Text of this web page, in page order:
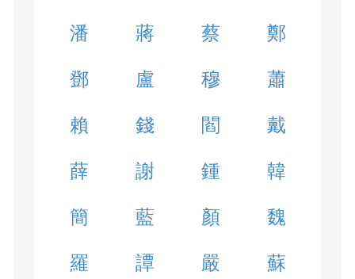
潘 蔣 蔡 鄭
鄧 盧 穆 蕭
賴 錢 閻 戴
薛 謝 鍾 韓
簡 藍 顏 魏
羅 譚 嚴 蘇